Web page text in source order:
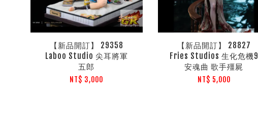
【新品開訂】 29358
Laboo Studio 尖耳將軍
五郎
NT$ 3,000
【新品開訂】 28827
Fries Studios 生化危機9
安魂曲 歌手殭屍
NT$ 5,000